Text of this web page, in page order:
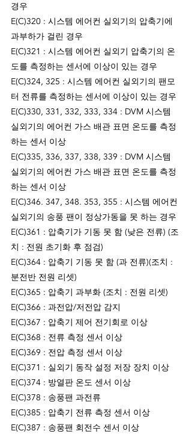
경우
E(C)320 : 시스템 에어컨 실외기의 압축기에
과부하가 걸린 경우
E(C)321 : 시스템 에어컨 실외기 압축기의 온
도를 측정하는 센서에 이상이 있는 경우
E(C)324, 325 : 시스템 에어컨 실외기의 팬모
터 전류를 측정하는 센서에 이상이 있는 경우
E(C)330, 331, 332, 333, 334 : DVM 시스템
실외기의 에어컨 가스 배관 표면 온도를 측정
하는 센서 이상
E(C)335, 336, 337, 338, 339 : DVM 시스템
실외기의 에어컨 가스 배관 표면 온도를 측정
하는 센서 이상
E(C)346. 347, 348. 353, 355 : 시스템 에어컨
실외기의 송풍 팬이 정상가동을 못 하는 경우
E(C)361 : 압축기가 기동 못 함 (낮은 전류) (조
치 : 전원 초기화 후 점검)
E(C)364 : 압축기 기동 못 함 (과 전류)(조치 :
분전반 전원 리셋)
E(C)365 : 압축기 과부화 (조치 : 전원 리셋)
E(C)366 : 과전압/저전압 감지
E(C)367 : 압축기 제어 전기회로 이상
E(C)368 : 전류 측정 센서 이상
E(C)369 : 전압 측정 센서 이상
E(C)371 : 실외기 동작 설정 저장 장치 이상
E(C)374 : 방열판 온도 센서 이상
E(C)378 : 송풍팬 과전류
E(C)385 : 압축기 전류 측정 센서 이상
E(C)387 : 송풍팬 회전수 센서 이상